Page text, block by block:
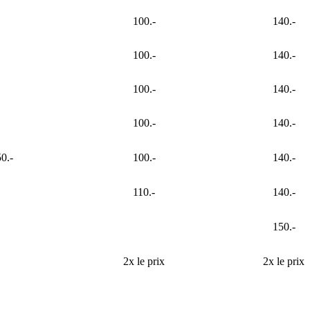
100.- 140.-
100.- 140.-
100.- 140.-
100.- 140.-
100.- 140.-
110.- 140.-
150.-
2x le prix 2x le prix